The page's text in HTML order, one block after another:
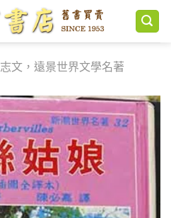
志文，遠景世界文學名著